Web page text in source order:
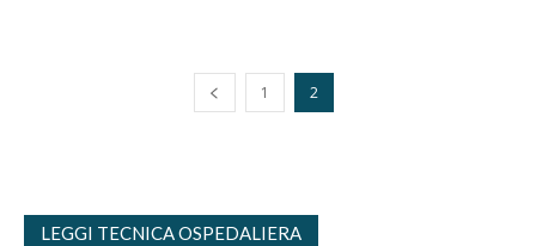
1 2
LEGGI TECNICA OSPEDALIERA